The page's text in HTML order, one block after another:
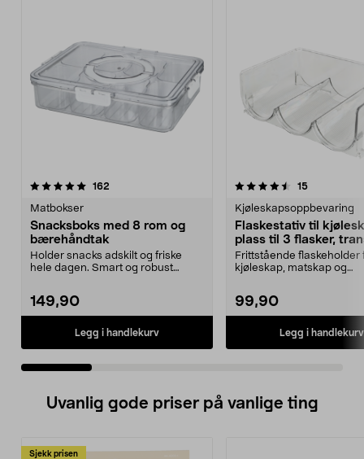
162
Matbokser
Snacksboks med 8 rom og
bærehåndtak
Holder snacks adskilt og friske
hele dagen. Smart og robust
149,90
Legg i handlekurv
4.5 av 5 stjerner 15anmeldelser
Kjøleskapsoppbevaring
Flaskestativ til
plass til 3 flasker,
Frittstående flaskeholder
kjøleskap, matskap og
99,90
Legg i handlekurv
4.5 av 5 stjerner
Uvanlig gode priser på vanlige ting
Sjekk prisen